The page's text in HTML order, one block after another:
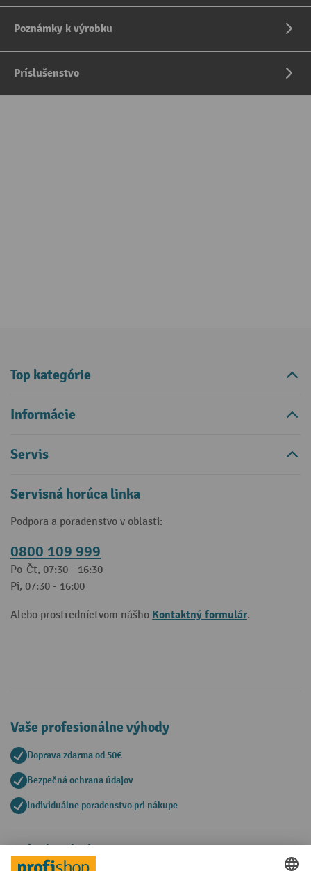
Poznámky k výrobku
Príslušenstvo
Top kategórie
Informácie
Servis
Servisná horúca linka
Podpora a poradenstvo v oblasti:
0800 109 999
Po-Čt, 07:30 - 16:30
Pi, 07:30 - 16:00
Alebo prostredníctvom nášho Kontaktný formulár.
Vaše profesionálne výhody
Doprava zdarma od 50€
Bezpečná ochrana údajov
Individuálne poradenstvo pri nákupe
Spôsoby platby